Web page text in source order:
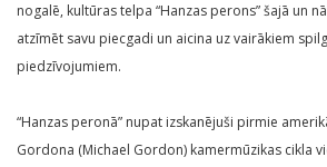
nogalē, kultūras telpa “Hanzas perons” šajā un
atzīmēt savu piecgadi un aicina uz vairākiem
piedzīvojumiem.
“Hanzas peronā” nupat izskanējuši pirmie
Gordona (Michael Gordon) kamermūzikas cikla